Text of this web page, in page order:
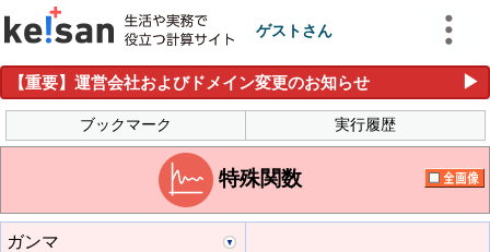
ゲストさん
【重要】運営会社およびドメイン変更のお知らせ ▶
ブックマーク 実行履歴
特殊関数
ガンマ